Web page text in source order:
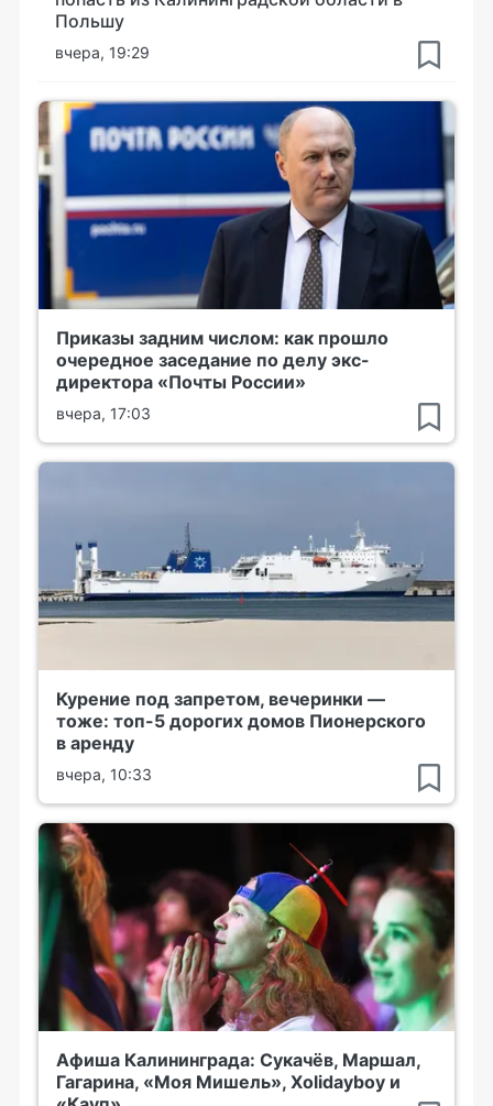
Польшу
вчера, 19:29
Приказы задним числом: как прошло
очередное заседание по делу экс-
директора «Почты России»
вчера, 17:03
Курение под запретом, вечеринки —
тоже: топ-5 дорогих домов Пионерского
в аренду
вчера, 10:33
Афиша Калининграда: Сукачёв, Маршал,
Гагарина, «Моя Мишель», Xolidayboy и